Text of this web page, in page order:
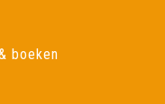
boeken